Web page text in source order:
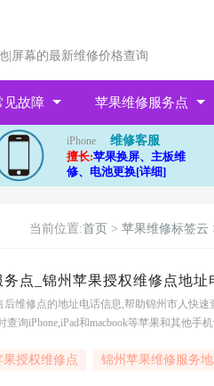
|屏幕的最新维修价格查询
见故障 苹果维修服务点
iPhone
维修客服
擅长:苹果换屏、主板维
修、电池更换[详细]
当前位置:首页 > 苹果维修标签云
点_锦州苹果授权维修点地址
维修点的地址电话信息,帮助锦州市人快速
询iPhone,iPad和macbook等苹果和其他手
果授权维修点 锦州苹果维修服务